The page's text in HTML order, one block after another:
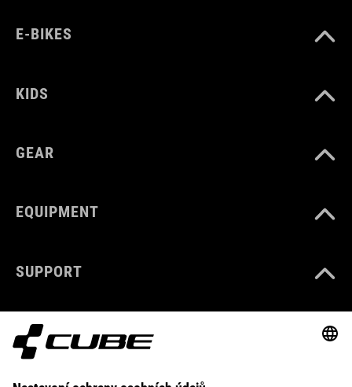
E-BIKES
KIDS
GEAR
EQUIPMENT
SUPPORT
ABOUT US